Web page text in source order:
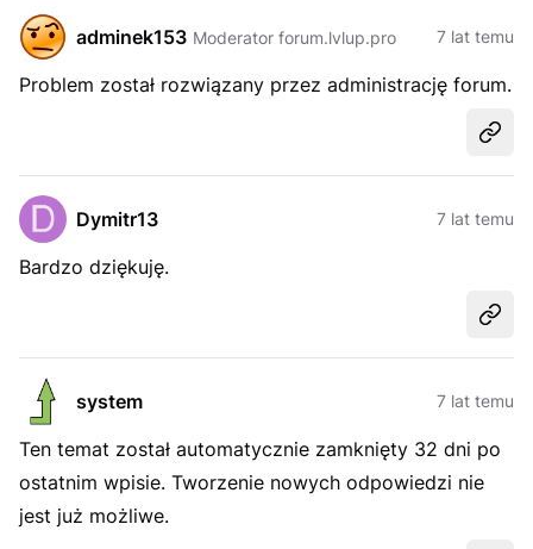
adminek153 Moderator forum.lvlup.pro 7 lat temu
Problem został rozwiązany przez administrację forum.
Dymitr13 7 lat temu
Bardzo dziękuję.
system 7 lat temu
Ten temat został automatycznie zamknięty 32 dni po
ostatnim wpisie. Tworzenie nowych odpowiedzi nie
jest już możliwe.